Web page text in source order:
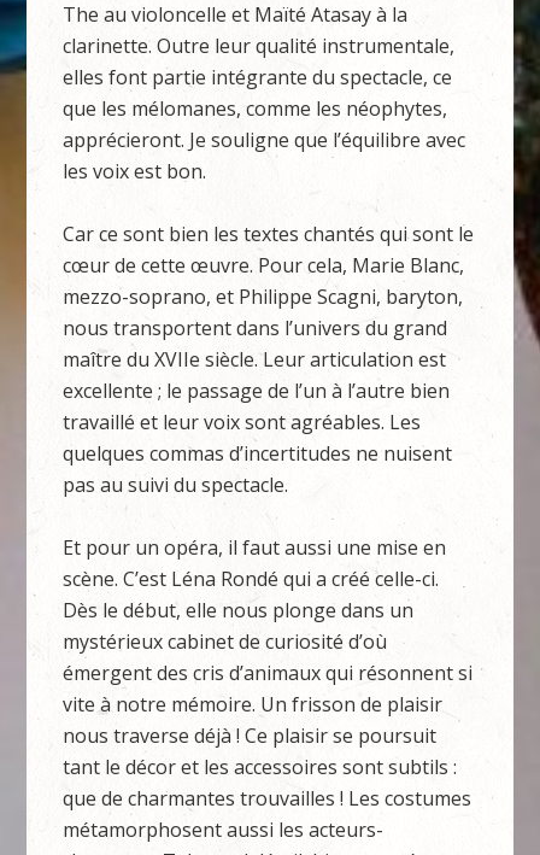
The au violoncelle et Maïté Atasay à la
clarinette. Outre leur qualité instrumentale,
elles font partie intégrante du spectacle, ce
que les mélomanes, comme les néophytes,
apprécieront. Je souligne que l’équilibre avec
les voix est bon.
Car ce sont bien les textes chantés qui sont le
cœur de cette œuvre. Pour cela, Marie Blanc,
mezzo-soprano, et Philippe Scagni, baryton,
nous transportent dans l’univers du grand
maître du XVIIe siècle. Leur articulation est
excellente ; le passage de l’un à l’autre bien
travaillé et leur voix sont agréables. Les
quelques commas d’incertitudes ne nuisent
pas au suivi du spectacle.
Et pour un opéra, il faut aussi une mise en
scène. C’est Léna Rondé qui a créé celle-ci.
Dès le début, elle nous plonge dans un
mystérieux cabinet de curiosité d’où
émergent des cris d’animaux qui résonnent si
vite à notre mémoire. Un frisson de plaisir
nous traverse déjà ! Ce plaisir se poursuit
tant le décor et les accessoires sont subtils :
que de charmantes trouvailles ! Les costumes
métamorphosent aussi les acteurs-